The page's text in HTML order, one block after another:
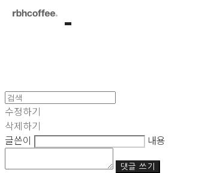
수정하기
삭제하기
글쓴이
내용
댓글 쓰기